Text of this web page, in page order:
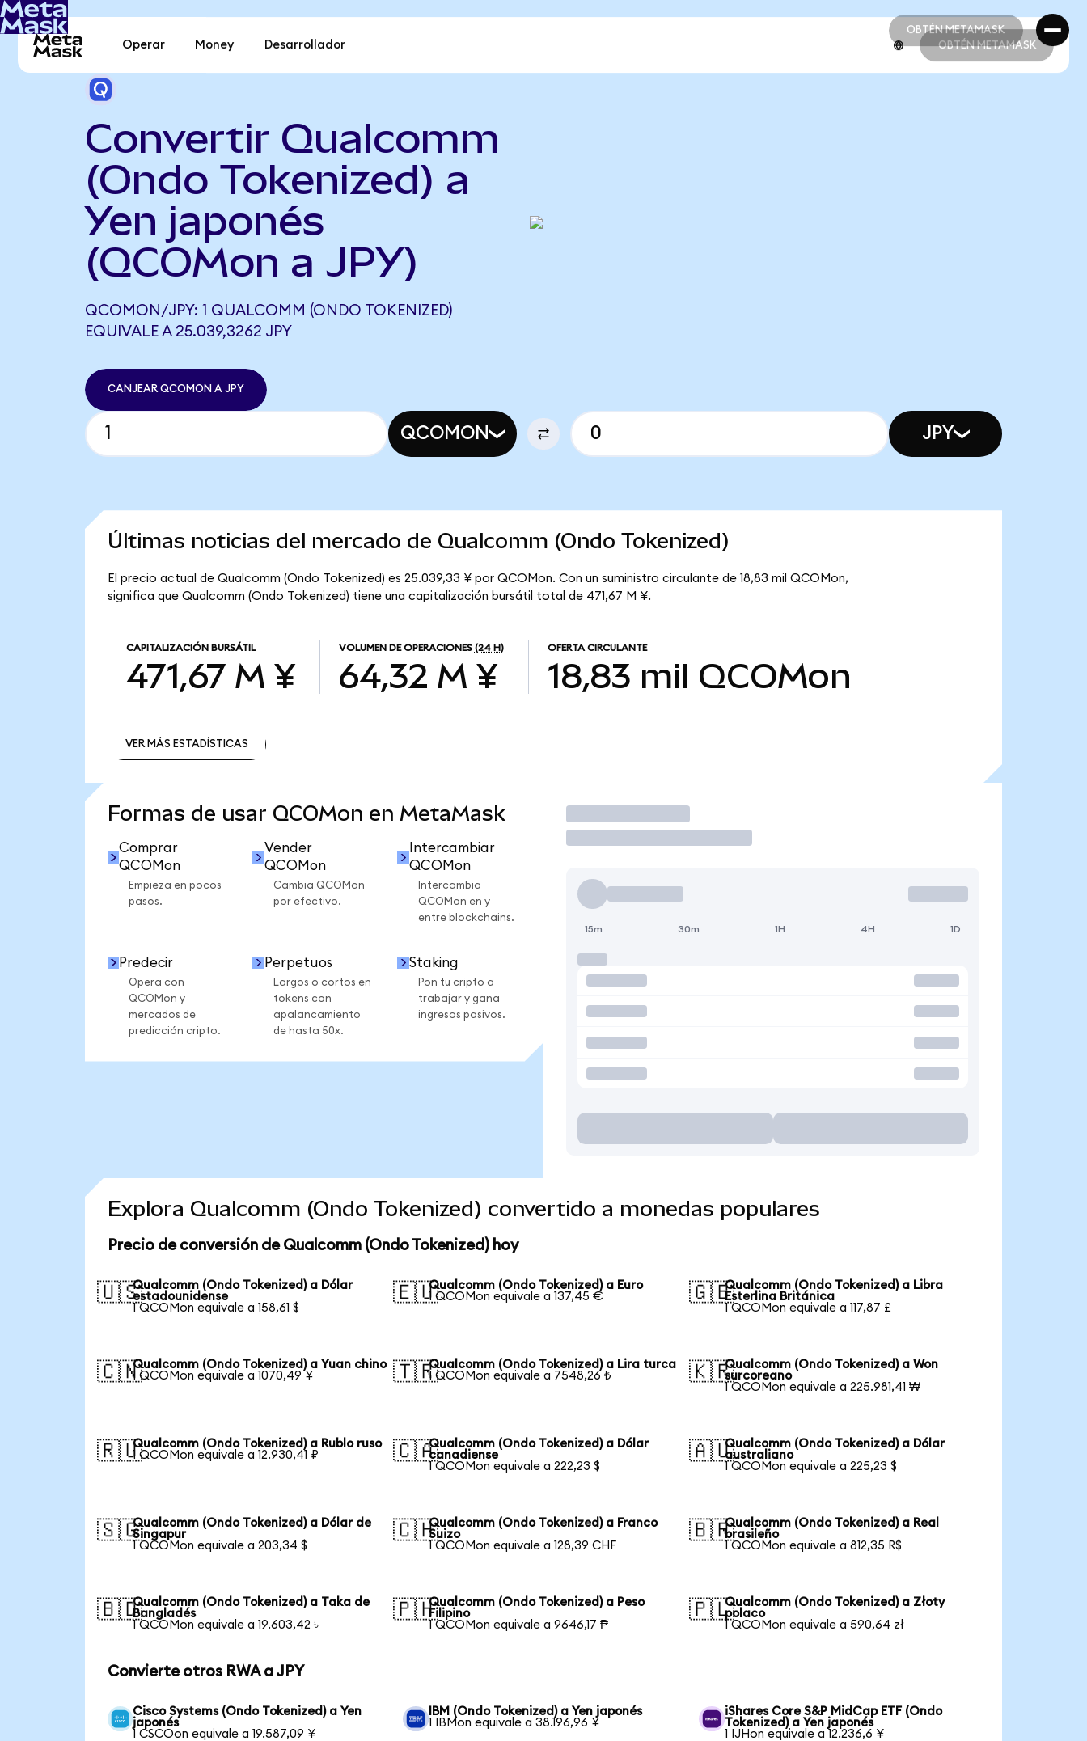
OBTÉN METAMASK
OBTÉN METAMASK
Operar Money Desarrollador OBTÉN METAMASK
Convertir Qualcomm
(Ondo Tokenized) a
Yen japonés
(QCOMon a JPY)
QCOMON/JPY: 1 QUALCOMM (ONDO TOKENIZED)
EQUIVALE A 25.039,3262 JPY
CANJEAR QCOMON A JPY
QCOMON JPY
Últimas noticias del mercado de Qualcomm (Ondo Tokenized)
El precio actual de Qualcomm (Ondo Tokenized) es 25.039,33 ¥ por QCOMon. Con un suministro circulante de 18,83 mil QCOMon,
significa que Qualcomm (Ondo Tokenized) tiene una capitalización bursátil total de 471,67 M ¥.
CAPITALIZACIÓN BURSÁTIL
471,67 M ¥
VOLUMEN DE OPERACIONES (24 H)
64,32 M ¥
OFERTA CIRCULANTE
18,83 mil QCOMon
VER MÁS ESTADÍSTICAS
Formas de usar QCOMon en MetaMask
Comprar
QCOMon
Empieza en pocos
pasos.
Vender
QCOMon
Cambia QCOMon
por efectivo.
Intercambiar
QCOMon
Intercambia
QCOMon en y
entre blockchains.
Predecir
Opera con
QCOMon y
mercados de
predicción cripto.
Perpetuos
Largos o cortos en
tokens con
apalancamiento
de hasta 50x.
Staking
Pon tu cripto a
trabajar y gana
ingresos pasivos.
Operar
15m 30m 1H 4H 1D
Explora Qualcomm (Ondo Tokenized) convertido a monedas populares
Precio de conversión de Qualcomm (Ondo Tokenized) hoy
🇺🇸Qualcomm (Ondo Tokenized) a Dólar
estadounidense
1 QCOMon equivale a 158,61 $
🇪🇺Qualcomm (Ondo Tokenized) a Euro
1 QCOMon equivale a 137,45 €
🇬🇧Qualcomm (Ondo Tokenized) a Libra
Esterlina Británica
1 QCOMon equivale a 117,87 £
🇨🇳Qualcomm (Ondo Tokenized) a Yuan chino
1 QCOMon equivale a 1070,49 ¥
🇹🇷Qualcomm (Ondo Tokenized) a Lira turca
1 QCOMon equivale a 7548,26 ₺
🇰🇷Qualcomm (Ondo Tokenized) a Won
surcoreano
1 QCOMon equivale a 225.981,41 ₩
🇷🇺Qualcomm (Ondo Tokenized) a Rublo ruso
1 QCOMon equivale a 12.930,41 ₽
🇨🇦Qualcomm (Ondo Tokenized) a Dólar
canadiense
1 QCOMon equivale a 222,23 $
🇦🇺Qualcomm (Ondo Tokenized) a Dólar
australiano
1 QCOMon equivale a 225,23 $
🇸🇬Qualcomm (Ondo Tokenized) a Dólar de
Singapur
1 QCOMon equivale a 203,34 $
🇨🇭Qualcomm (Ondo Tokenized) a Franco
Suizo
1 QCOMon equivale a 128,39 CHF
🇧🇷Qualcomm (Ondo Tokenized) a Real
brasileño
1 QCOMon equivale a 812,35 R$
🇧🇩Qualcomm (Ondo Tokenized) a Taka de
Bangladés
1 QCOMon equivale a 19.603,42 ৳
🇵🇭Qualcomm (Ondo Tokenized) a Peso
Filipino
1 QCOMon equivale a 9646,17 ₱
🇵🇱Qualcomm (Ondo Tokenized) a Złoty
polaco
1 QCOMon equivale a 590,64 zł
Convierte otros RWA a JPY
Cisco Systems (Ondo Tokenized) a Yen
japonés
1 CSCOon equivale a 19.587,09 ¥
IBM (Ondo Tokenized) a Yen japonés
1 IBMon equivale a 38.196,96 ¥
iShares Core S&P MidCap ETF (Ondo
Tokenized) a Yen japonés
1 IJHon equivale a 12.236,6 ¥